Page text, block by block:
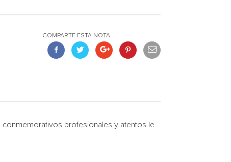
COMPARTE ESTA NOTA
conmemorativos profesionales y atentos le